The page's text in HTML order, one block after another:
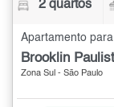
2 quartos
Brooklin
Zona Sul - São Paulo